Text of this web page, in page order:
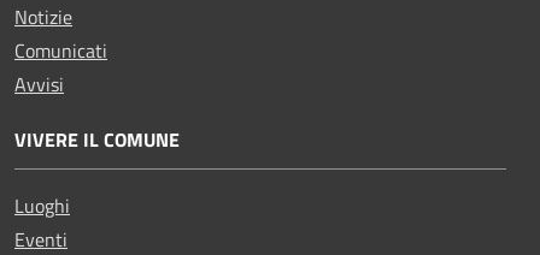
Notizie
Comunicati
Avvisi
VIVERE IL COMUNE
Luoghi
Eventi